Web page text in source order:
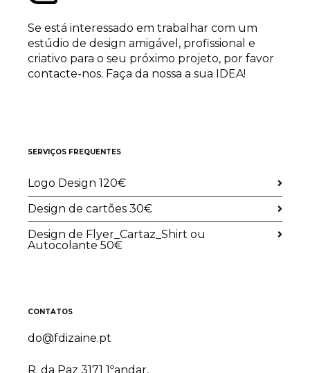
Se está interessado em trabalhar com um
estúdio de design amigável, profissional e
criativo para o seu próximo projeto, por favor
contacte-nos. Faça da nossa a sua IDEA!
SERVIÇOS FREQUENTES
Logo Design 120€
Design de cartões 30€
Design de Flyer_Cartaz_Shirt ou
Autocolante 50€
CONTATOS
do@fdizaine.pt
R. da Paz 3171 1ºandar,